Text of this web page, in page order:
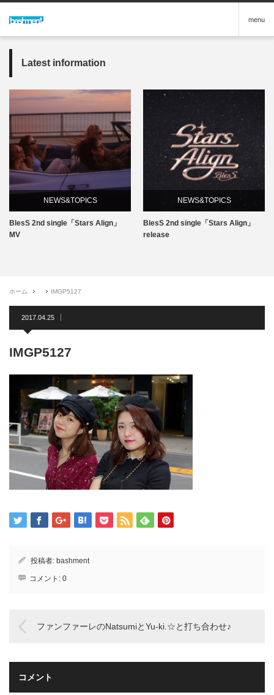
menu
Latest information
NEWS&TOPICS
BlesS 2nd single「Stars Align」
MV
NEWS&TOPICS
BlesS 2nd single「Stars Align」
release
ホーム IMGP5127
2017.04.25
IMGP5127
投稿者: bashment
コメント: 0
ファンファーレのNatsumiとYu-ki.☆と打ち合わせ♪
コメント